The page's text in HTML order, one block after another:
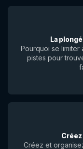
La
Pourquoi se limiter
pistes pour
Créez et